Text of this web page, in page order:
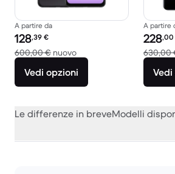
A partire da
Prezzo del ricondizionato:
128,39 €
600,00 € nuovoRispetto a 600,00 € del
Vedi opzioni
A partire
Prezzo
228,00
630,00
Le differenze in breveModelli